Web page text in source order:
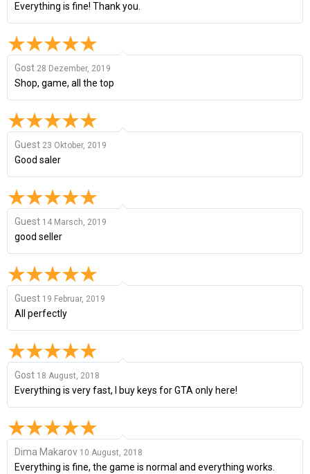
Everything is fine! Thank you.
Gost 28 Dezember, 2019
Shop, game, all the top
Guest 23 Oktober, 2019
Good saler
Guest 14 Marsch, 2019
good seller
Guest 19 Februar, 2019
All perfectly
Gost 18 August, 2018
Everything is very fast, I buy keys for GTA only here!
Dima Makarov 10 August, 2018
Everything is fine, the game is normal and everything works.